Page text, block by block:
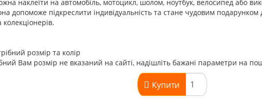
наклеїти на автомобіль, мотоцикл, шолом, ноутбук, велосипед або
допоможе підкреслити індивідуальність та стане чудовим подарунком
розмір та колір
Вам розмір не вказаний на сайті, надішліть бажані параметри на
Купити